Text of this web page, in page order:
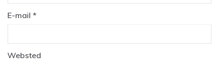
E-mail *
Websted